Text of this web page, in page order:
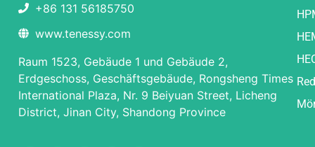
+86 131 56185750
www.tenessy.com
Raum 1523, Gebäude 1 und Gebäude 2,
Erdgeschoss, Geschäftsgebäude, Rongsheng Times
International Plaza, Nr. 9 Beiyuan Street, Licheng
District, Jinan City, Shandong Province